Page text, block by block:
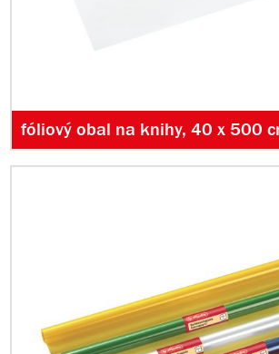
fóliový obal na knihy, 40 x 500